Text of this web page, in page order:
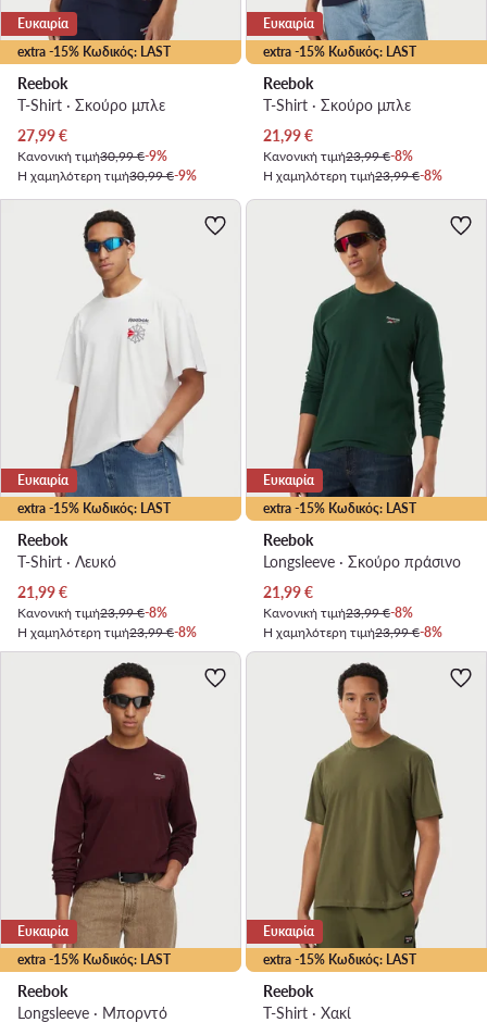
extra -15% Κωδικός: LAST
Ευκαιρία
Reebok
T-Shirt · Σκούρο μπλε
Τρέχουσα τιμή
27,99€
Κανονική τιμή30,99 €-9%
Η χαμηλότερη τιμή30,99 €-9%
extra -15% Κωδικός: LAST
Ευκαιρία
Reebok
T-Shirt · Σκούρο μπλε
Τρέχουσα τιμή
21,99€
Κανονική τιμή23,99 €-8%
Η χαμηλότερη τιμή23,99 €-8%
extra -15% Κωδικός: LAST
Ευκαιρία
Reebok
T-Shirt · Λευκό
Τρέχουσα τιμή
21,99€
Κανονική τιμή23,99 €-8%
Η χαμηλότερη τιμή23,99 €-8%
extra -15% Κωδικός: LAST
Ευκαιρία
Reebok
Longsleeve · Σκούρο πράσινο
Τρέχουσα τιμή
21,99€
Κανονική τιμή23,99 €-8%
Η χαμηλότερη τιμή23,99 €-8%
extra -15% Κωδικός: LAST
Ευκαιρία
Reebok
Longsleeve · Μπορντό
extra -15% Κωδικός: LAST
Ευκαιρία
Reebok
T-Shirt · Χακί